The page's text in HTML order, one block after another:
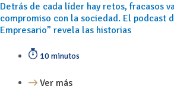
Detrás de cada líder hay retos, fracasos
compromiso con la sociedad. El podcast
Empresario” revela las historias
10 minutos
Ver más